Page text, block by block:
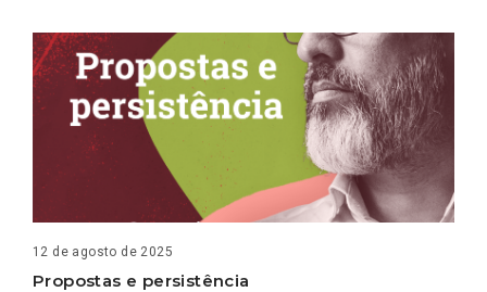
12 de agosto de 2025
Propostas e persistência